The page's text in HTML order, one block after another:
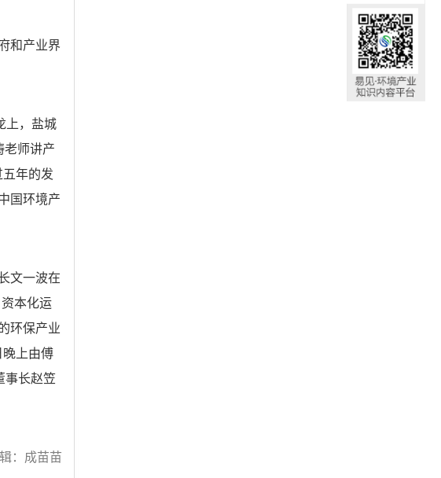
和产业界
上，盐城
老师讲产
年的发
国环境产
文一波在
本化运
环保产业
晚上由傅
事长赵笠
：成苗苗